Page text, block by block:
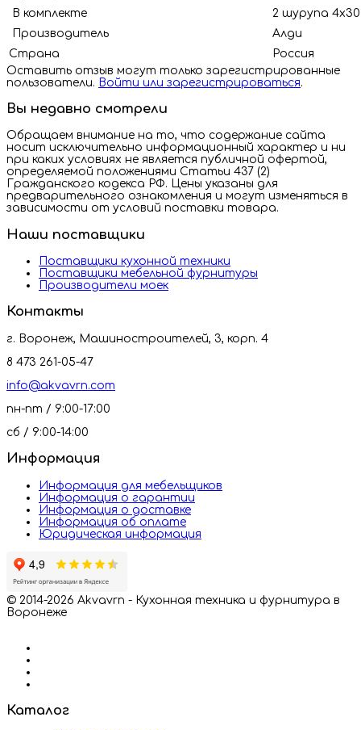
В комплекте
2 шурупа 4х30
Производитель
Алди
Страна
Оставить отзыв могут только зарегистрированные
пользователи. Войти или зарегистрироваться.
Вы недавно смотрели
Обращаем внимание на то, что содержание сайта
носит исключительно информационный характер и ни
при каких условиях не является публичной офертой,
определяемой положениями Статьи 437 (2)
Гражданского кодекса РФ. Цены указаны для
предварительного ознакомления и могут изменяться в
зависимости от условий поставки товара.
Наши поставщики
Поставщики кухонной техники
Поставщики мебельной фурнитуры
Производители моек
Контакты
г. Воронеж, Машиностроителей, 3, корп. 4
8 473 261-05-47
info@akvavrn.com
пн-пт / 9:00-17:00
сб / 9:00-14:00
Информация
Информация для мебельщиков
Информация о гарантии
Информация о доставке
Информация об оплате
Юридическая информация
© 2014-2026 Akvavrn - Кухонная техника и фурнитура в
Воронеже
Каталог